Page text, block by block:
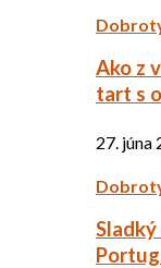
Ako z
tart s
27. júna